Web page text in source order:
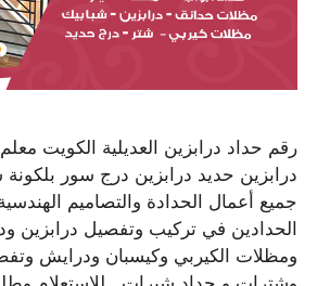
رقم حداد درابزين العديلية الكويت
درابزين حديد درابزين درج سور بلكونة
جميع أعمال الحدادة والتصاميم
الحدادين في تركيب وتفصيل درابزين
ومظلات الكيربي وكيسبان ودرايش